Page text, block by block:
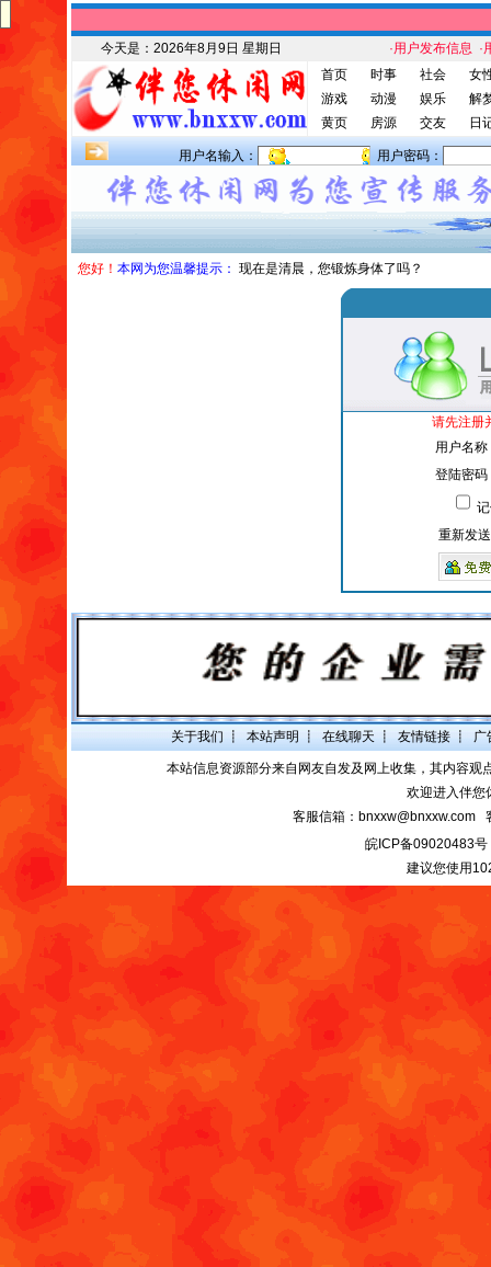
今天是： 2026年8月9日 星期日 ·用户发布信息 ·
首页
时事 社会
女
游戏
动漫 娱乐
解
黄页
房源 交友 日
用户名输入： 用户密码：
您好！ 本网为您温馨提示： 现在是清晨，您锻炼身体了吗？
请先注册
用户名
登陆密
重新发
关于我们 ┋ 本站声明 ┋ 在线聊天 ┋ 友情链接 ┋ 广
本站信息资源部分来自网友自发及网上收集，其内容
欢迎进入伴您
客服信箱：bnxxw@bnxxw.com
皖ICP备09020483号
建议您使用